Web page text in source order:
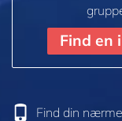
Find en
Find din